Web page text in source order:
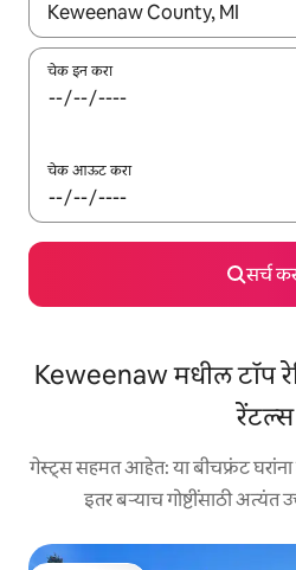
जेव्हा परिणाम उपलब्ध असतील, तेव्हा
चेक इन करा
चेक आऊट करा
सर्च
Keweenaw मधील टॉप
रेंटल्स
गेस्ट्स सहमत आहेत: या बीचफ्रंट
इतर बऱ्याच गोष्टींसाठी